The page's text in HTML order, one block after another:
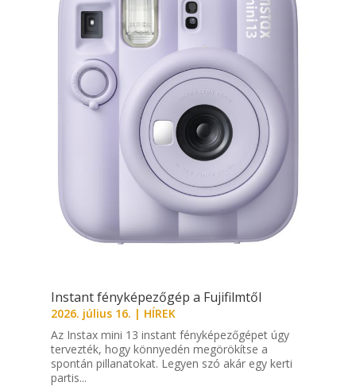
Instant fényképezőgép a Fujifilmtől
2026. július 16. | HÍREK
Az Instax mini 13 instant fényképezőgépet úgy
tervezték, hogy könnyedén megörökítse a
spontán pillanatokat. Legyen szó akár egy kerti
partis...